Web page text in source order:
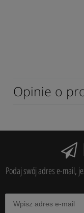
Opinie o
Podaj swój adres e-mail,